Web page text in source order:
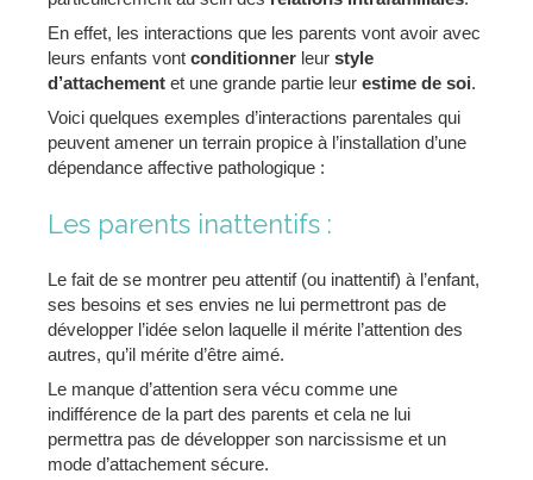
En effet, les interactions que les parents vont avoir avec
leurs enfants vont conditionner leur style
d’attachement et une grande partie leur estime de soi.
Voici quelques exemples d’interactions parentales qui
peuvent amener un terrain propice à l’installation d’une
dépendance affective pathologique :
Les parents inattentifs :
Le fait de se montrer peu attentif (ou inattentif) à l’enfant,
ses besoins et ses envies ne lui permettront pas de
développer l’idée selon laquelle il mérite l’attention des
autres, qu’il mérite d’être aimé.
Le manque d’attention sera vécu comme une
indifférence de la part des parents et cela ne lui
permettra pas de développer son narcissisme et un
mode d’attachement sécure.